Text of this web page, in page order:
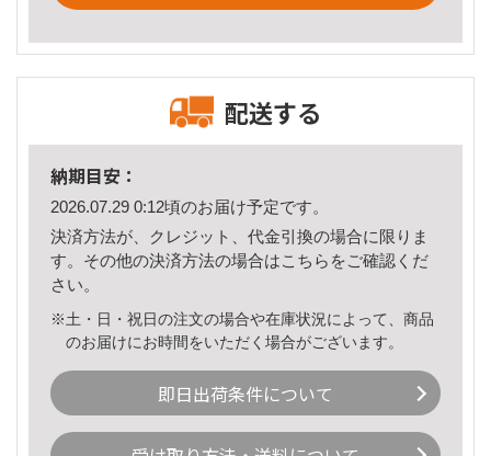
配送する
納期目安：
2026.07.29 0:12頃のお届け予定です。
決済方法が、クレジット、代金引換の場合に限りま
す。その他の決済方法の場合はこちら をご確認くだ
さい。
※土・日・祝日の注文の場合や在庫状況によって、商品
のお届けにお時間をいただく場合がございます。
即日出荷条件について